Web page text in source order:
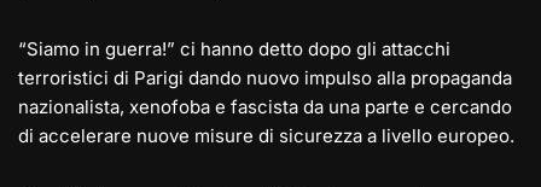
“Siamo in guerra!” ci hanno detto dopo gli attacchi
terroristici di Parigi dando nuovo impulso alla propaganda
nazionalista, xenofoba e fascista da una parte e cercando
di accelerare nuove misure di sicurezza a livello europeo.